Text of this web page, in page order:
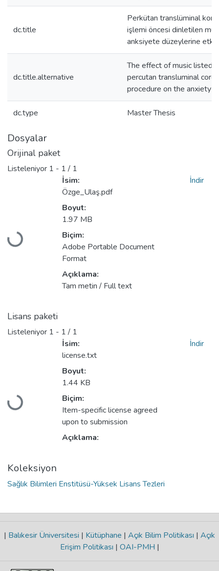
dc.title
Perkütan translüminal
işlemi öncesi dinletilen
anksiyete düzeylerine
dc.title.alternative
The effect of music listed
percutan transluminal
procedure on the anxiety
dc.type Master Thesis
Dosyalar
Orijinal paket
Listeleniyor 1 - 1 / 1
Yükleniyor...
İsim:
Özge_Ulaş.pdf
Boyut:
1.97 MB
Biçim:
Adobe Portable Document
Format
Açıklama:
Tam metin / Full text
İndir
Lisans paketi
Listeleniyor 1 - 1 / 1
Yükleniyor...
İsim:
license.txt
Boyut:
1.44 KB
Biçim:
Item-specific license agreed
upon to submission
Açıklama:
İndir
Koleksiyon
Sağlık Bilimleri Enstitüsü-Yüksek Lisans Tezleri
| Balıkesir Üniversitesi | Kütüphane | Açık Bilim Politikası | Açık
Erişim Politikası | OAI-PMH |